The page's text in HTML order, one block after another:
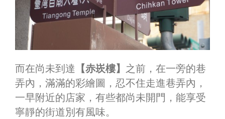
而在尚未到達 【赤崁樓】 之前，在一旁的巷
弄內，滿滿的彩繪圖，忍不住走進巷弄內，
一早附近的店家，有些都尚未開門，能享受
寧靜的街道別有風味。